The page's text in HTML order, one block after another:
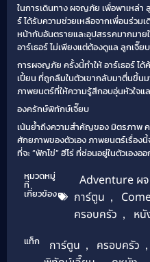
ในการเดินทาง ผจญภัย เพื่อพาเหล่า
ร์ ได้รับความช่วยเหลือจากเพื่อนร่ว
หน้ากับอันตรายและอุปสรรคมากมา
อาร์เธอร์ ไม่เพียงแต่ต้องดูแล ลูกเจี๊ย
การผจญภัย ครั้งนี้ทำให้ อาร์เธอร์ ไ
เปี้ยน ที่ถูกลืมในตัวเขากลับมาตื่นขึ้น
ภาพยนตร์ที่ให้ความรู้สึกอบอุ่นหัวใจแ
องครักษ์พิทักษ์เจี๊ยบ
เน้นย้ำถึงความสำคัญของ มิตรภาพ
ศักยภาพของตัวเอง ภาพยนตร์เรื่อง
ที่จะ “ฟักไข่” ฮีโร่ ที่ซ่อนอยู่ในตัวเองอ
หมวดหมู่
ที่
เกี่ยวข้อง
Adventure ผ
การ์ตูน ,
ครอบครัว , หนั
แท็ก การ์ตูน , ครอบครัว ,